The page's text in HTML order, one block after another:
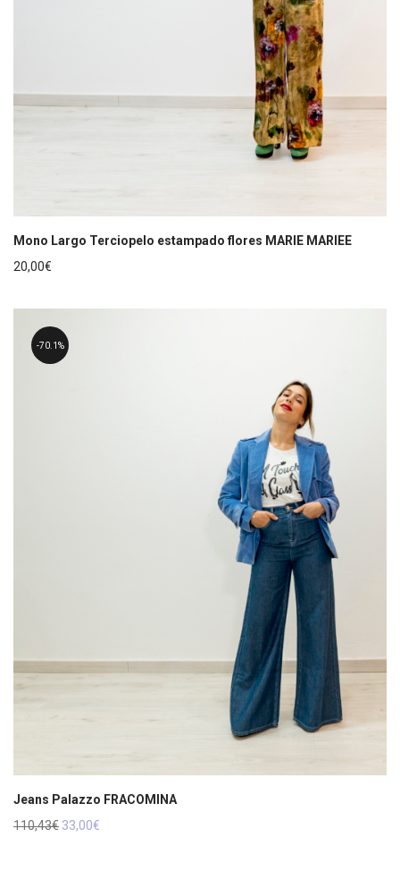
Mono Largo Terciopelo estampado flores MARIE MARIEE
20,00€
70.1%
Jeans Palazzo FRACOMINA
110,43€ El
33,00€